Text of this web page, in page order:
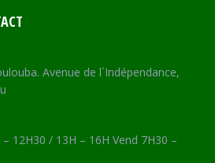
Avenue de l´Indépendance,
12H30 / 13H – 16H Vend 7H30 –